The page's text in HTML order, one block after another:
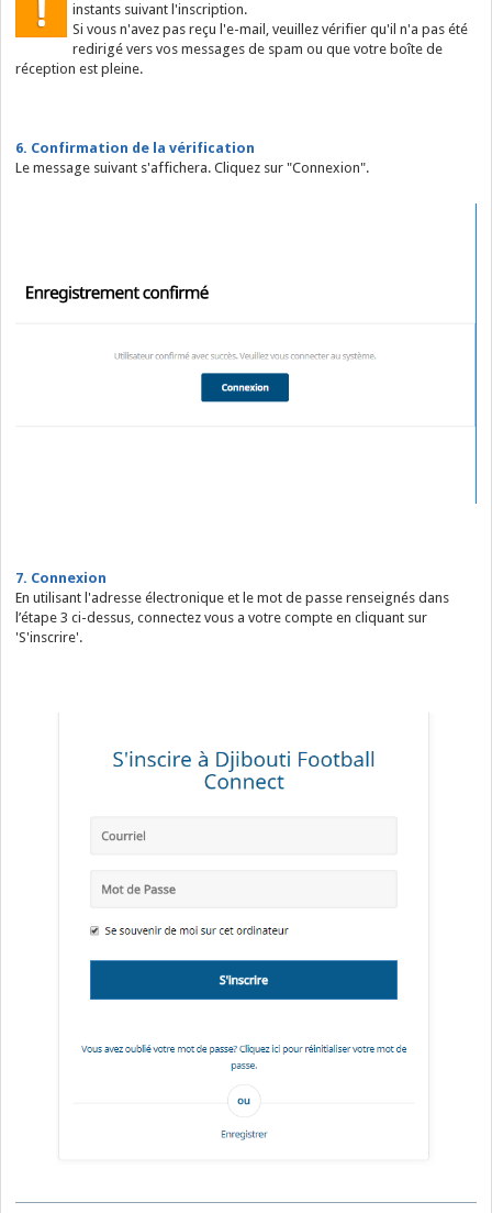
instants suivant l'inscription.
Si vous n'avez pas reçu l'e-mail, veuillez vérifier qu'il n'a pas été
redirigé vers vos messages de spam ou que votre boîte de
réception est pleine.
6. Confirmation de la vérification
Le message suivant s'affichera. Cliquez sur "Connexion".
7. Connexion
En utilisant l'adresse électronique et le mot de passe renseignés dans
l’étape 3 ci-dessus, connectez vous a votre compte en cliquant sur
'S'inscrire'.